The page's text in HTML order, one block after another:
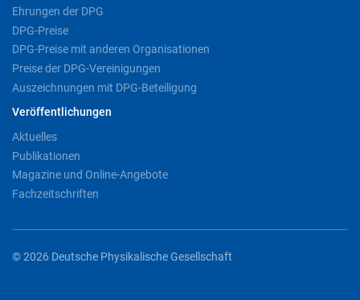
Ehrungen der DPG
DPG-Preise
DPG-Preise mit anderen Organisationen
Preise der DPG-Vereinigungen
Auszeichnungen mit DPG-Beteiligung
Veröffentlichungen
Aktuelles
Publikationen
Magazine und Online-Angebote
Fachzeitschriften
© 2026 Deutsche Physikalische Gesellschaft